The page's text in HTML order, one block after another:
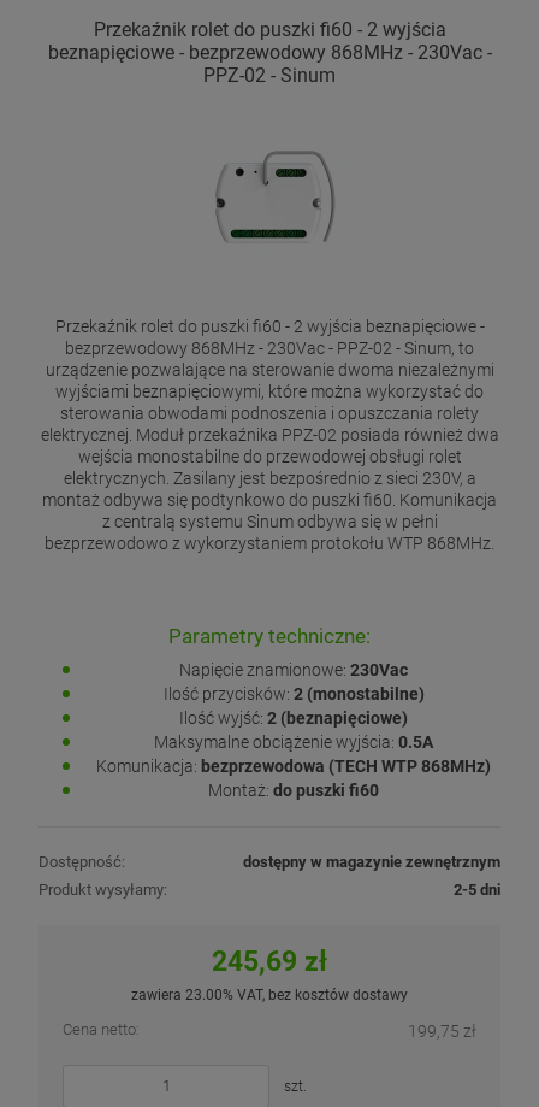
Przekaźnik rolet do puszki fi60 - 2 wyjścia
beznapięciowe - bezprzewodowy 868MHz - 230Vac -
PPZ-02 - Sinum
Przekaźnik rolet do puszki fi60 - 2 wyjścia beznapięciowe -
bezprzewodowy 868MHz - 230Vac - PPZ-02 - Sinum, to
urządzenie pozwalające na sterowanie dwoma niezależnymi
wyjściami beznapięciowymi, które można wykorzystać do
sterowania obwodami podnoszenia i opuszczania rolety
elektrycznej. Moduł przekaźnika PPZ-02 posiada również dwa
wejścia monostabilne do przewodowej obsługi rolet
elektrycznych. Zasilany jest bezpośrednio z sieci 230V, a
montaż odbywa się podtynkowo do puszki fi60. Komunikacja
z centralą systemu Sinum odbywa się w pełni
bezprzewodowo z wykorzystaniem protokołu WTP 868MHz.
Parametry techniczne:
Napięcie znamionowe: 230Vac
Ilość przycisków: 2 (monostabilne)
Ilość wyjść: 2 (beznapięciowe)
Maksymalne obciążenie wyjścia: 0.5A
Komunikacja: bezprzewodowa (TECH WTP 868MHz)
Montaż: do puszki fi60
Dostępność:
dostępny w magazynie zewnętrznym
Produkt wysyłamy:
2-5 dni
245,69 zł
zawiera 23.00% VAT, bez kosztów dostawy
Cena netto: 199,75 zł
szt.